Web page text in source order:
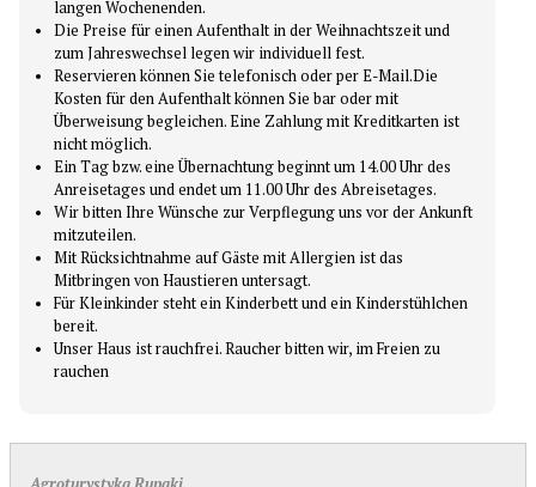
langen Wochenenden.
Die Preise für einen Aufenthalt in der Weihnachtszeit und
zum Jahreswechsel legen wir individuell fest.
Reservieren können Sie telefonisch oder per E-Mail.Die
Kosten für den Aufenthalt können Sie bar oder mit
Überweisung begleichen. Eine Zahlung mit Kreditkarten ist
nicht möglich.
Ein Tag bzw. eine Übernachtung beginnt um 14.00 Uhr des
Anreisetages und endet um 11.00 Uhr des Abreisetages.
Wir bitten Ihre Wünsche zur Verpflegung uns vor der Ankunft
mitzuteilen.
Mit Rücksichtnahme auf Gäste mit Allergien ist das
Mitbringen von Haustieren untersagt.
Für Kleinkinder steht ein Kinderbett und ein Kinderstühlchen
bereit.
Unser Haus ist rauchfrei. Raucher bitten wir, im Freien zu
rauchen